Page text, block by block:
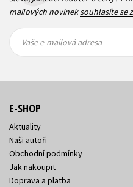
mailových novineksouhlasíte se
mailová
mailová
Vaše e-mailová adresa
E-SHOP
Aktuality
Naši autoři
Obchodní podmínky
Jak nakoupit
Doprava a platba